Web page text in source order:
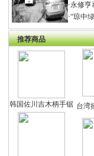
·永修亨
·“琼中
推荐商品
韩国佐川吉木柄手锯 台湾